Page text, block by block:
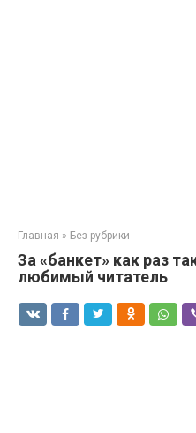
Главная » Без рубрики
За «банкет» как раз
любимый читатель